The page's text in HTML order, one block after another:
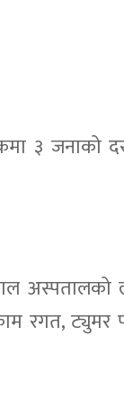
३ जनाको
ट्युमर